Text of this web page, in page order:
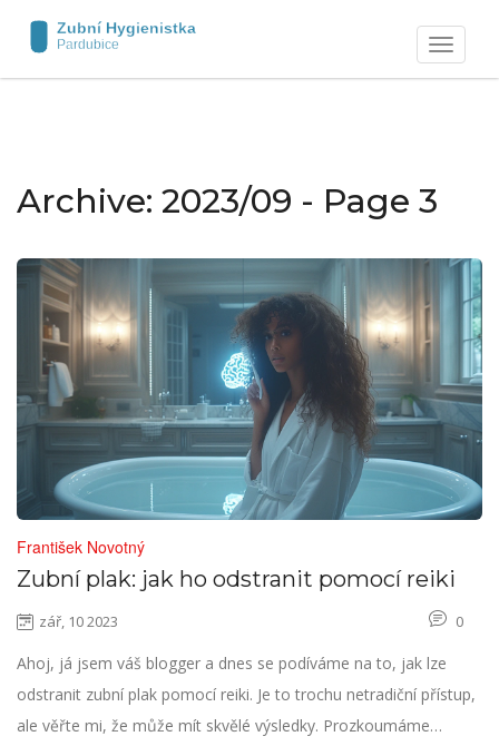
Zobrazit
navigaci
Archive: 2023/09 - Page 3
František Novotný
Zubní plak: jak ho odstranit pomocí reiki
zář, 10 2023 0
Ahoj, já jsem váš blogger a dnes se podíváme na to, jak lze
odstranit zubní plak pomocí reiki. Je to trochu netradiční přístup,
ale věřte mi, že může mít skvělé výsledky. Prozkoumáme